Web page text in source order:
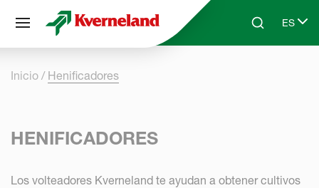
Skip to main contentSearchES
Select
Inicio Henificadores
HENIFICADORES
Los volteadores Kverneland te ayudan a obtener cultivos
Panel de gestión de cookies